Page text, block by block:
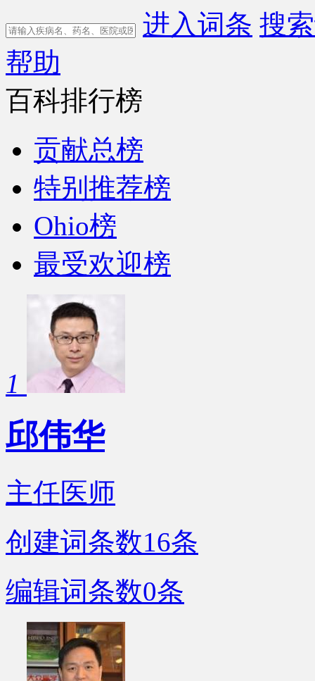
进入词条 搜
帮助
百科排行榜
贡献总榜
特别推荐榜
Ohio榜
最受欢迎榜
1
邱伟华
主任医师
创建词条数16条
编辑词条数0条